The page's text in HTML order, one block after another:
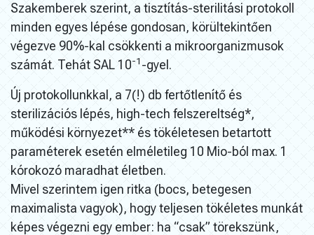
Szakemberek szerint, a tisztítás-sterilitási protokoll
minden egyes lépése gondosan, körültekintően
végezve 90%-kal csökkenti a mikroorganizmusok
számát. Tehát SAL 10-1-gyel.
Új protokollunkkal, a 7(!) db fertőtlenítő és
sterilizációs lépés, high-tech felszereltség*,
működési környezet** és tökéletesen betartott
paraméterek esetén elméletileg 10 Mio-ból max. 1
kórokozó maradhat életben.
Mivel szerintem igen ritka (bocs, betegesen
maximalista vagyok), hogy teljesen tökéletes munkát
képes végezni egy ember: ha “csak” törekszünk,